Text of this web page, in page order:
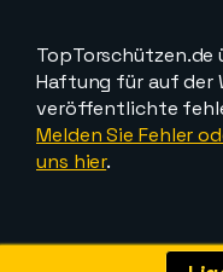
TopTorschützen.de
Haftung für auf der
veröffentlichte
Melden Sie Fehler
uns hier.